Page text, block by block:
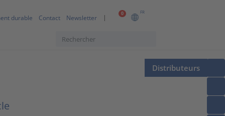
0 FR
durable Contact Newsletter
Distributeurs